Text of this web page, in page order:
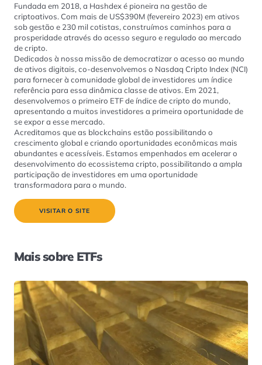
Fundada em 2018, a Hashdex é pioneira na gestão de
criptoativos. Com mais de US$390M (fevereiro 2023) em ativos
sob gestão e 230 mil cotistas, construímos caminhos para a
prosperidade através do acesso seguro e regulado ao mercado
de cripto.
Dedicados à nossa missão de democratizar o acesso ao mundo
de ativos digitais, co-desenvolvemos o Nasdaq Cripto Index (NCI)
para fornecer à comunidade global de investidores um índice
referência para essa dinâmica classe de ativos. Em 2021,
desenvolvemos o primeiro ETF de índice de cripto do mundo,
apresentando a muitos investidores a primeira oportunidade de
se expor a esse mercado.
Acreditamos que as blockchains estão possibilitando o
crescimento global e criando oportunidades econômicas mais
abundantes e acessíveis. Estamos empenhados em acelerar o
desenvolvimento do ecossistema cripto, possibilitando a ampla
participação de investidores em uma oportunidade
transformadora para o mundo.
VISITAR O SITE
Mais sobre ETFs